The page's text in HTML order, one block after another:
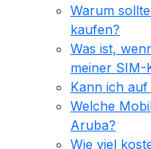
Warum
kaufen?
Was ist,
meiner SIM-
Kann ich
Welche
Aruba?
Wie viel